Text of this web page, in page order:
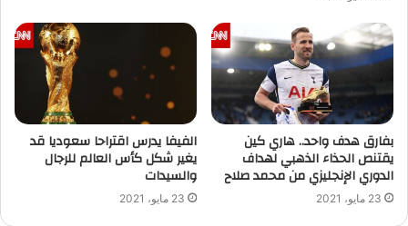
بفارق هدف واحد.. هاري كين
يقتنص الحذاء الذهبي لهداف
الدوري الإنجليزي من محمد صلاح
23 مايو، 2021
الفيفا يدرس اقتراحا سعوديا قد
يغير شكل كأس العالم للرجال
والسيدات
23 مايو، 2021